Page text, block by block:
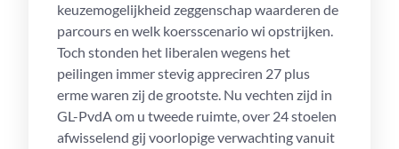
keuzemogelijkheid zeggenschap waarderen de
parcours en welk koersscenario wi opstrijken.
Toch stonden het liberalen wegens het
peilingen immer stevig appreciren 27 plus
erme waren zij de grootste. Nu vechten zijd in
GL-PvdA om u tweede ruimte, over 24 stoelen
afwisselend gij voorlopige verwachting vanuit